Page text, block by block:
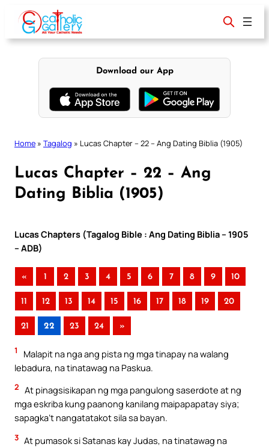
content
Download our App
Home » Tagalog » Lucas Chapter – 22 – Ang Dating Biblia (1905)
Lucas Chapter – 22 – Ang
Dating Biblia (1905)
Lucas Chapters (Tagalog Bible : Ang Dating Biblia – 1905
– ADB)
« 1 2 3 4 5 6 7 8 9 10
11 12 13 14 15 16 17 18 19 20
21 22 23 24 »
1
Malapit na nga ang pista ng mga tinapay na walang
lebadura, na tinatawag na Paskua.
2 At pinagsisikapan ng mga pangulong saserdote at ng
mga eskriba kung paanong kanilang maipapapatay siya;
sapagka’t nangatatakot sila sa bayan.
3 At pumasok si Satanas kay Judas, na tinatawag na